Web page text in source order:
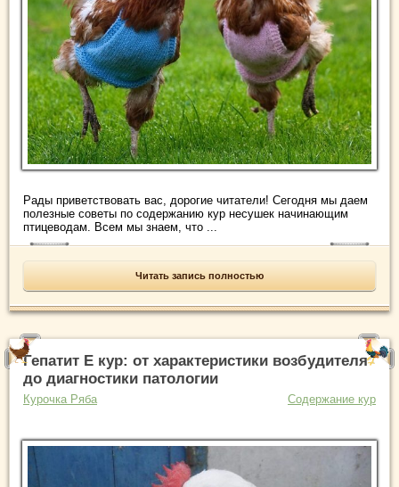
Рады приветствовать вас, дорогие читатели! Сегодня мы даем
полезные советы по содержанию кур несушек начинающим
птицеводам. Всем мы знаем, что ...
Читать запись полностью
Гепатит Е кур: от характеристики возбудителя
до диагностики патологии
Курочка Ряба Содержание кур